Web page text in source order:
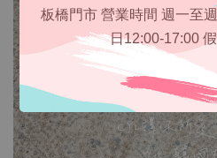
板橋門市 營業時間 週一至
日12:00-17:00